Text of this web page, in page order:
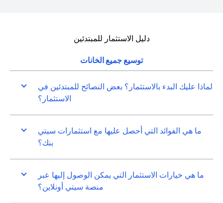
دليل الاستثمار للمبتدئين
توسيع جميع الخانات
لماذا عليك البدء بالاستثمار؟ بعض النصائح للمبتدئين في
الاستثمار؟
ما هي الفوائد التي أحصل عليها مع استثمارات سيتي
بنك؟
ما هي خيارات الاستثمار التي يمكن الوصول إليها عبر
منصة سيتي أونلاين؟